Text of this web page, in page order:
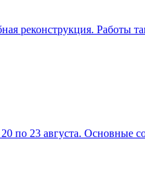
реконструкция. Работы
по 23 августа. Основные